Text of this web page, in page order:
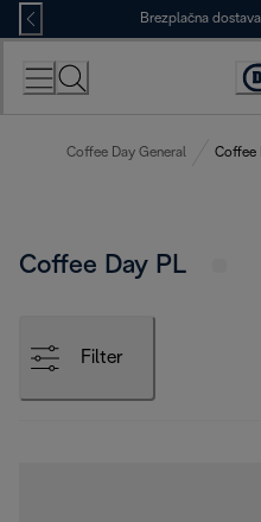
Skip
to
Content
Brezplačna
Coffee Day General Coffee
Coffee Day PL
Filter